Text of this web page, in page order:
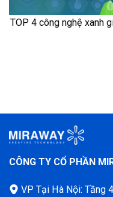
TOP 4 công nghệ xanh
CÔNG TY CỔ PHẦN
VP Tại Hà Nội: Tầng